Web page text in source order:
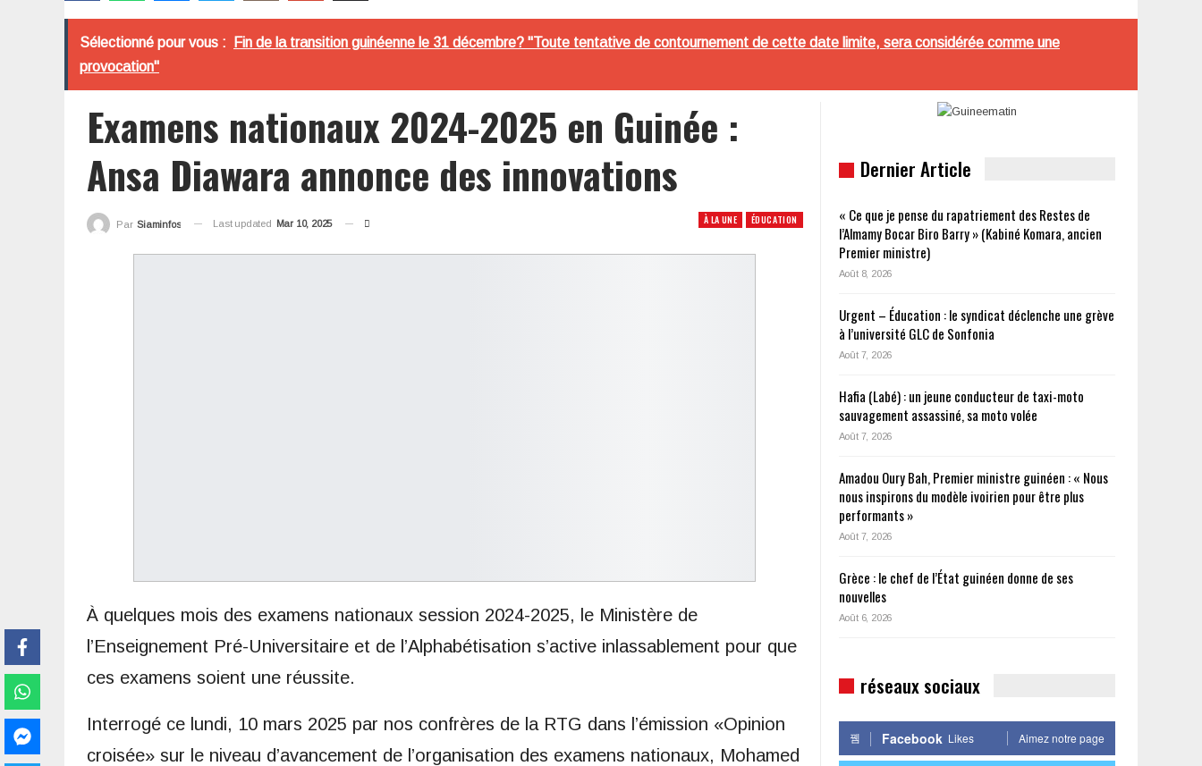
Sélectionné pour vous :
Fin de la transition guinéenne le 31 décembre? "Toute tentative de contournement de cette date limite, sera considérée comme une
provocation"
Examens nationaux 2024-2025 en Guinée :
Ansa Diawara annonce des innovations
À LA UNE ÉDUCATION
Par Siaminfos Last updated Mar 10, 2025
À quelques mois des examens nationaux session 2024-2025, le Ministère de
l’Enseignement Pré-Universitaire et de l’Alphabétisation s’active inlassablement pour que
ces examens soient une réussite.
Interrogé ce lundi, 10 mars 2025 par nos confrères de la RTG dans l’émission «Opinion
croisée» sur le niveau d’avancement de l’organisation des examens nationaux, Mohamed
Dernier Article
« Ce que je pense du rapatriement des Restes de
l’Almamy Bocar Biro Barry » (Kabiné Komara, ancien
Premier ministre)
Août 8, 2026
Urgent – Éducation : le syndicat déclenche une grève
à l’université GLC de Sonfonia
Août 7, 2026
Hafia (Labé) : un jeune conducteur de taxi-moto
sauvagement assassiné, sa moto volée
Août 7, 2026
Amadou Oury Bah, Premier ministre guinéen : « Nous
nous inspirons du modèle ivoirien pour être plus
performants »
Août 7, 2026
Grèce : le chef de l’État guinéen donne de ses
nouvelles
Août 6, 2026
réseaux sociaux
Facebook Likes Aimez notre page